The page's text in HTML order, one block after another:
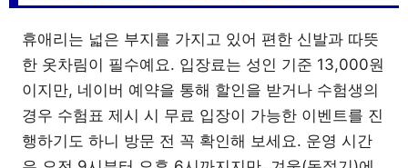
휴애리는 넓은 부지를 가지고 있어 편한 신발과 따뜻
한 옷차림이 필수예요. 입장료는 성인 기준 13,000원
이지만, 네이버 예약을 통해 할인을 받거나 수험생의
경우 수험표 제시 시 무료 입장이 가능한 이벤트를 진
행하기도 하니 방문 전 꼭 확인해 보세요. 운영 시간